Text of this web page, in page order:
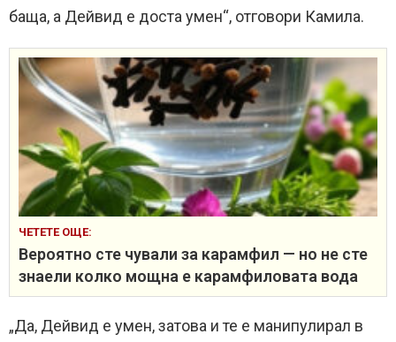
баща, а Дейвид е доста умен“, отговори Камила.
ЧЕТЕТЕ ОЩЕ:
Вероятно сте чували за карамфил — но не сте
знаели колко мощна е карамфиловата вода
„Да, Дейвид е умен, затова и те е манипулирал в